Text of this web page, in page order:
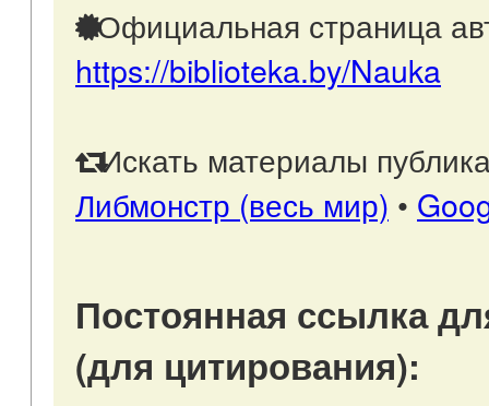
Официальная страница
https://biblioteka.by/Nauka
Искать материалы
Либмонстр (весь мир) •
Постоянная ссылка
(для цитирования):